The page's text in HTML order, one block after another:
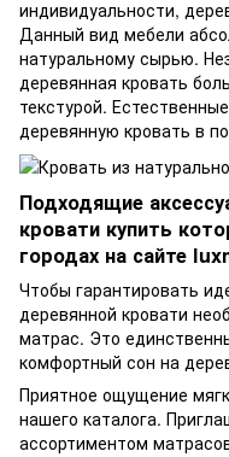
индивидуальности,
Данный вид мебели
натуральному сырью.
деревянная кровать
текстурой.
деревянную кровать в
Подходящие
кровати купить
городах на сайте
Чтобы гарантировать
деревянной кровати
матрас. Это
комфортный сон на
Приятное ощущение
нашего каталога.
ассортиментом